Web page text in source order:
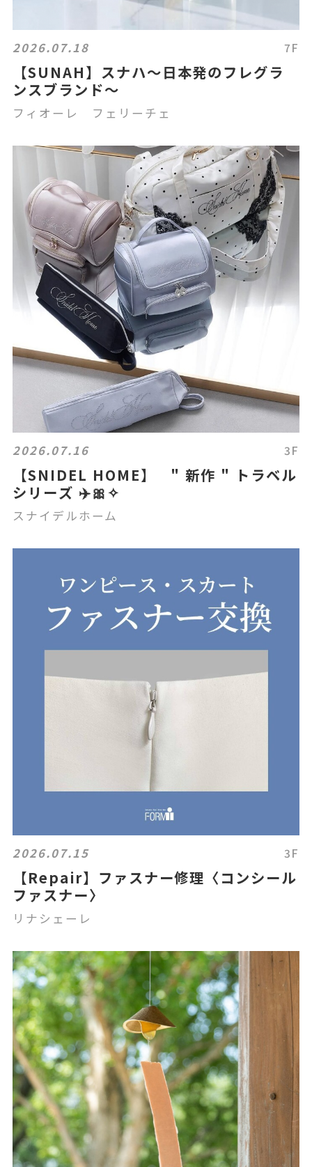
2026.07.18 7F
【SUNAH】スナハ〜日本発のフレグラ
ンスブランド〜
フィオーレ フェリーチェ
2026.07.16 3F
【SNIDEL HOME】 " 新作 " トラベル
シリーズ ✈️🎀✧
スナイデルホーム
2026.07.15 3F
【Repair】ファスナー修理〈コンシール
ファスナー〉
リナシェーレ